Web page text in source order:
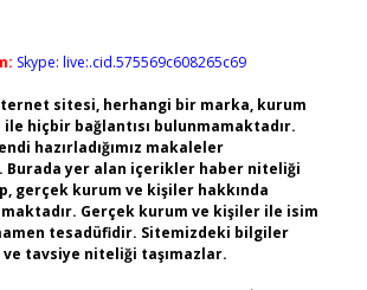
Skype: live:.cid.575569c608265c69
sitesi, herhangi bir marka, kurum
hiçbir bağlantısı bulunmamaktadır.
hazırladığımız makaleler
Burada yer alan içerikler haber niteliği
gerçek kurum ve kişiler hakkında
Gerçek kurum ve kişiler ile isim
tesadüfidir. Sitemizdeki bilgiler
tavsiye niteliği taşımazlar.